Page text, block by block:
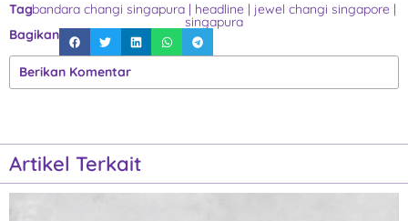
Tagbandara changi singapura headline jewel changi singapore
singapura
Bagikan
Berikan Komentar
Artikel Terkait